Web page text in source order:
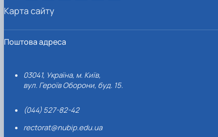
Поштова адреса
03041, Україна, м. Київ,
вул. Героїв Оборони, буд. 15.
(044) 527-82-42
rectorat@nubip.edu.ua
Карта сайту